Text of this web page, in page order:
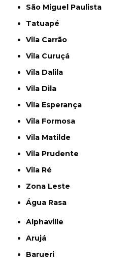
São Miguel Paulista
Tatuapé
Vila Carrão
Vila Curuçá
Vila Dalila
Vila Dila
Vila Esperança
Vila Formosa
Vila Matilde
Vila Prudente
Vila Ré
Zona Leste
Água Rasa
Alphaville
Arujá
Barueri